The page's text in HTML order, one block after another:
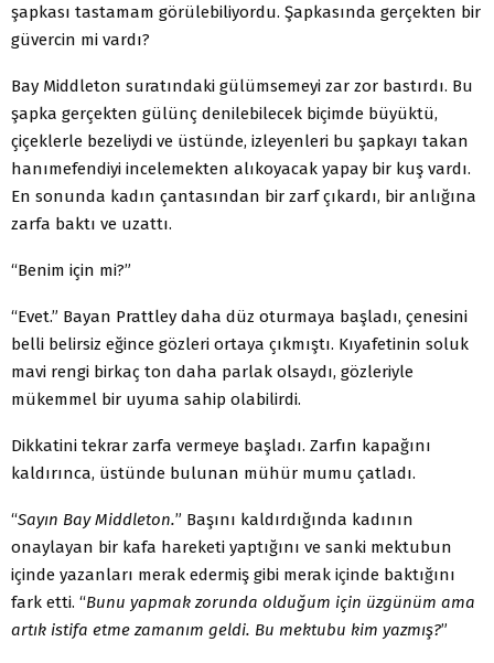
şapkası tastamam görülebiliyordu. Şapkasında gerçekten bir
güvercin mi vardı?
Bay Middleton suratındaki gülümsemeyi zar zor bastırdı. Bu
şapka gerçekten gülünç denilebilecek biçimde büyüktü,
çiçeklerle bezeliydi ve üstünde, izleyenleri bu şapkayı takan
hanımefendiyi incelemekten alıkoyacak yapay bir kuş vardı.
En sonunda kadın çantasından bir zarf çıkardı, bir anlığına
zarfa baktı ve uzattı.
“Benim için mi?”
“Evet.” Bayan Prattley daha düz oturmaya başladı, çenesini
belli belirsiz eğince gözleri ortaya çıkmıştı. Kıyafetinin soluk
mavi rengi birkaç ton daha parlak olsaydı, gözleriyle
mükemmel bir uyuma sahip olabilirdi.
Dikkatini tekrar zarfa vermeye başladı. Zarfın kapağını
kaldırınca, üstünde bulunan mühür mumu çatladı.
“Sayın Bay Middleton.” Başını kaldırdığında kadının
onaylayan bir kafa hareketi yaptığını ve sanki mektubun
içinde yazanları merak edermiş gibi merak içinde baktığını
fark etti. “Bunu yapmak zorunda olduğum için üzgünüm ama
artık istifa etme zamanım geldi. Bu mektubu kim yazmış?”